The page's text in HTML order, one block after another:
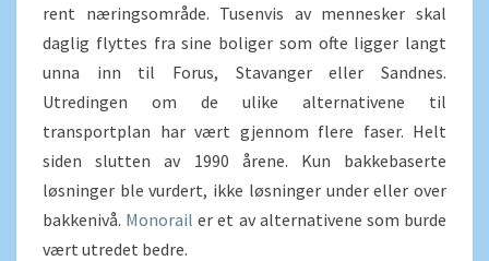
rent næringsområde. Tusenvis av mennesker skal
daglig flyttes fra sine boliger som ofte ligger langt
unna inn til Forus, Stavanger eller Sandnes.
Utredingen om de ulike alternativene til
transportplan har vært gjennom flere faser. Helt
siden slutten av 1990 årene. Kun bakkebaserte
løsninger ble vurdert, ikke løsninger under eller over
bakkenivå. Monorail er et av alternativene som burde
vært utredet bedre.